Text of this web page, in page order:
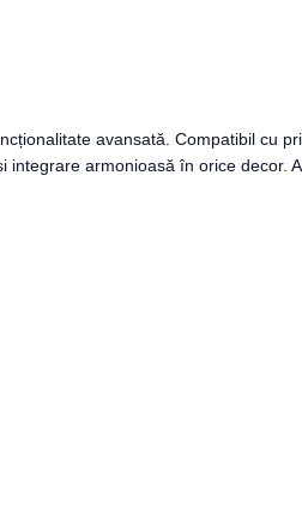
avansată. Compatibil cu
armonioasă în orice decor.